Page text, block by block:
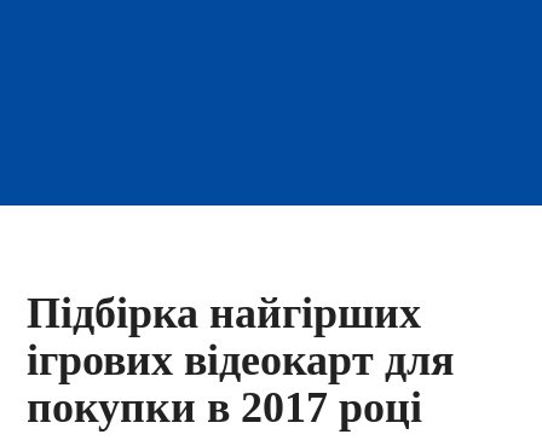
Підбірка найгірших
ігрових відеокарт для
покупки в 2017 році